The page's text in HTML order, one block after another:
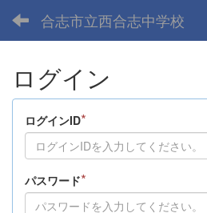
合志市立西合志中学校
ログイン
ログインID*
パスワード*